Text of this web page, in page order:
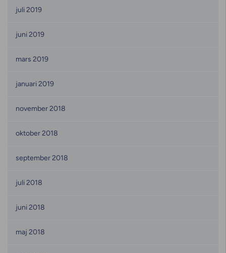
juli 2019
juni 2019
mars 2019
januari 2019
november 2018
oktober 2018
september 2018
juli 2018
juni 2018
maj 2018